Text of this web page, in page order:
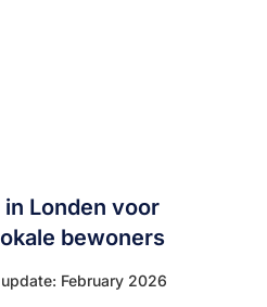
Londen voor
bewoners
February 2026